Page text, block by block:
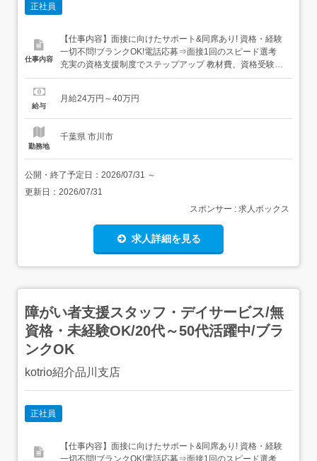
正社員
仕事内容
【仕事内容】面接に向けたサポート&同席あり! 資格・経験
一切不問!ブランクOK!電話応募⇒面接1回のスピード選考
充実の資格支援制度でステップアップ 教材費、資格受験費
など、資格取得にかかった費用をキャッシュバックいたし
る制度が整っています。╭ 専属コーディネーターが手厚く
給与
月給24万円～40万円
勤務地
千葉県 市川市
公開・終了予定日： 2026/07/31 ～
更新日： 2026/07/31
スポンサー : 求人ボックス
求人詳細を見る
障がい者支援スタッフ・デイサービス/無
資格・未経験OK/20代～50代活躍中/ブラ
ンクOK
kotrio紹介品川支店
正社員
【仕事内容】面接に向けたサポート&同席あり! 資格・経験